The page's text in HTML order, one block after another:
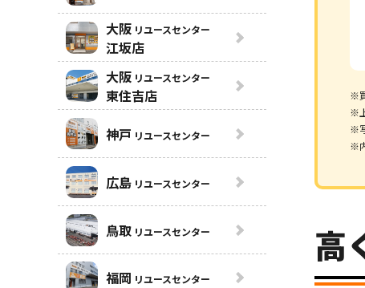
※
※
※
※
高
大阪 リユースセンター
江坂店
大阪 リユースセンター
東住吉店
神戸 リユースセンター
広島 リユースセンター
鳥取 リユースセンター
福岡 リユースセンター